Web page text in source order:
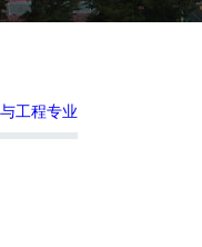
工程专业